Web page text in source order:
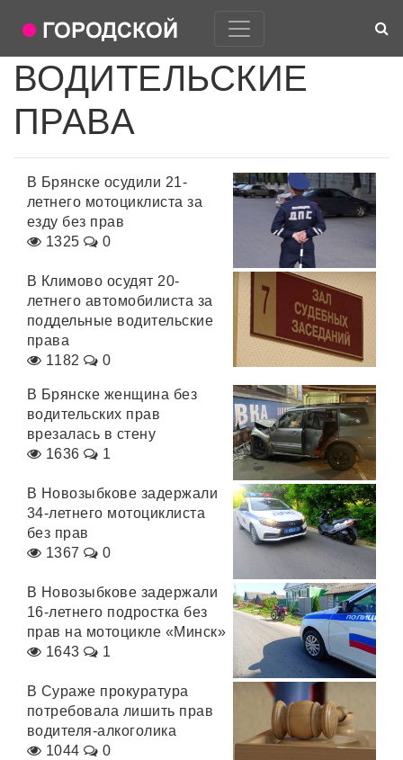
ВОДИТЕЛЬСКИЕ
ПРАВА
В Брянске осудили 21-
летнего мотоциклиста за
езду без прав
1325
0
В Климово осудят 20-
летнего автомобилиста за
поддельные водительские
права
1182
0
В Брянске женщина без
водительских прав
врезалась в стену
1636
1
В Новозыбкове задержали
34-летнего мотоциклиста
без прав
1367
0
В Новозыбкове задержали
16-летнего подростка без
прав на мотоцикле «Минск»
1643
1
В Сураже прокуратура
потребовала лишить прав
водителя-алкоголика
1044
0